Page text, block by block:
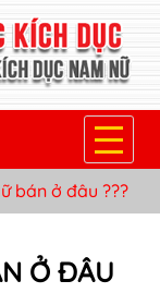
bán ở đâu ???
Ở ĐÂU